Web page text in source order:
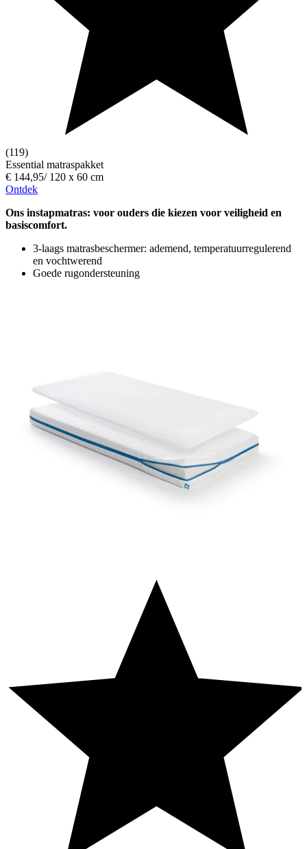
(119)
Essential matraspakket
€ 144,95/ 120 x 60 cm
Ontdek
Ons instapmatras: voor ouders die kiezen voor veiligheid en
basiscomfort.
3-laags matrasbeschermer: ademend, temperatuurregulerend
en vochtwerend
Goede rugondersteuning